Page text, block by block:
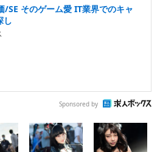
SE そのゲーム愛 IT業界でのキャ
し
Sponsored by